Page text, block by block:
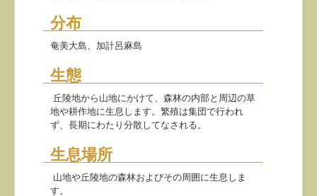
分布
奄美大島、加計呂麻島
生態
丘陵地から山地にかけて、森林の内部と周辺の草
地や耕作地に生息します。繁殖は集団で行われ
ず、長期にわたり分散してなされる。
生息場所
山地や丘陵地の森林およびその周囲に生息しま
す。